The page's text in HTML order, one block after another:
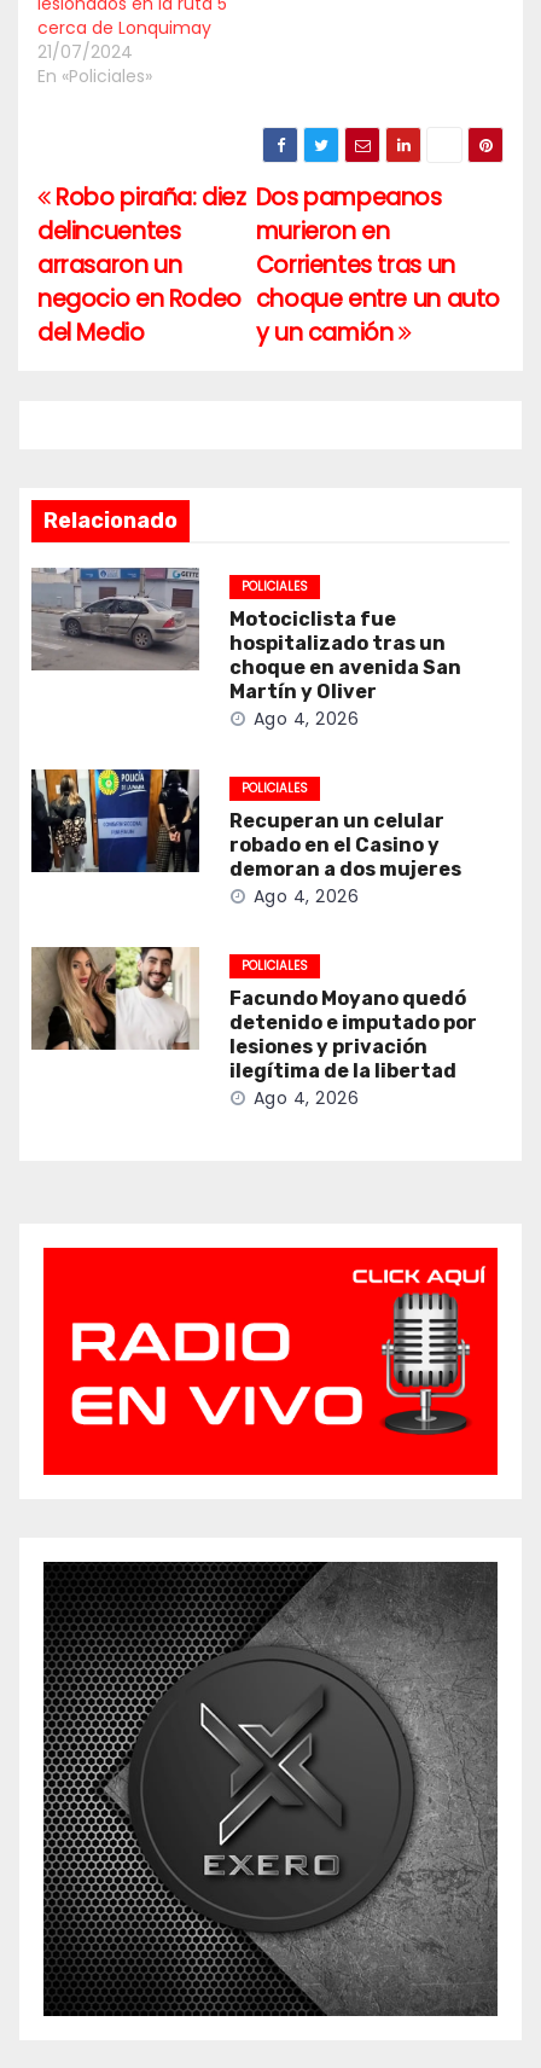
cerca de Lonquimay
21/07/2024
En «Policiales»
Navegación
de
entradas
Dos pampeanos
murieron en
Corrientes tras un
choque entre un auto
y un camión
Robo piraña: diez
delincuentes
arrasaron un
negocio en Rodeo
del Medio
Relacionado
POLICIALES
Motociclista fue
hospitalizado tras un
choque en avenida San
Martín y Oliver
Ago 4, 2026
POLICIALES
Recuperan un celular
robado en el Casino y
demoran a dos mujeres
Ago 4, 2026
POLICIALES
Facundo Moyano quedó
detenido e imputado por
lesiones y privación
ilegítima de la libertad
Ago 4, 2026